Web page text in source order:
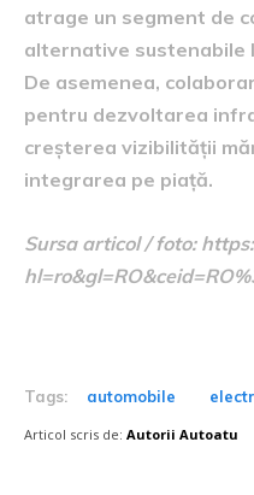
atrage un segment de
alternative sustenabile
De asemenea,
pentru dezvoltarea
creșterea vizibilității
integrarea pe piață.
Sursa articol / foto:
Tags: automobile
Articol scris de: Autorii Autoatu